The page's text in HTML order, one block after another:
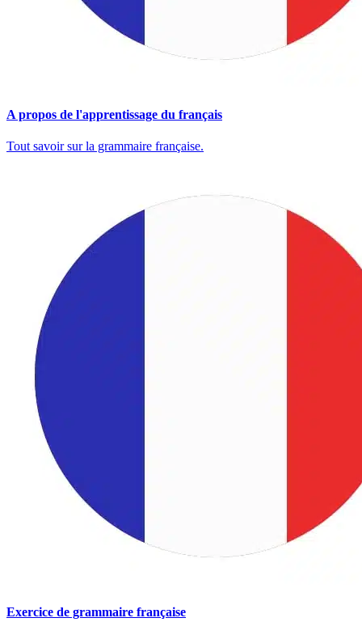
A propos de l'apprentissage du français
Tout savoir sur la grammaire française.
Exercice de grammaire française